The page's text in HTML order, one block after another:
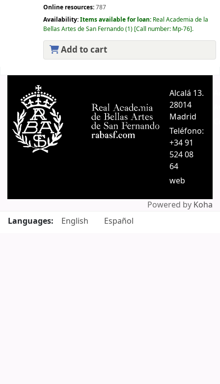
Online resources:787
Availability:Items available for loan: Real Academia de la
Bellas Artes de San Fernando(1) Call number: Mp-76 .
Add to cart
Alcalá 13.
28014
Madrid
Teléfono:
+34 91
524 08
64
web
Powered by Koha
Languages:
English Español